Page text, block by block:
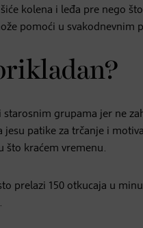
kolena i leđa pre nego
pomoći u svakodnevnim
grupama jer ne
jesu patike za trčanje i
što kraćem vremenu.
prelazi 150 otkucaja u